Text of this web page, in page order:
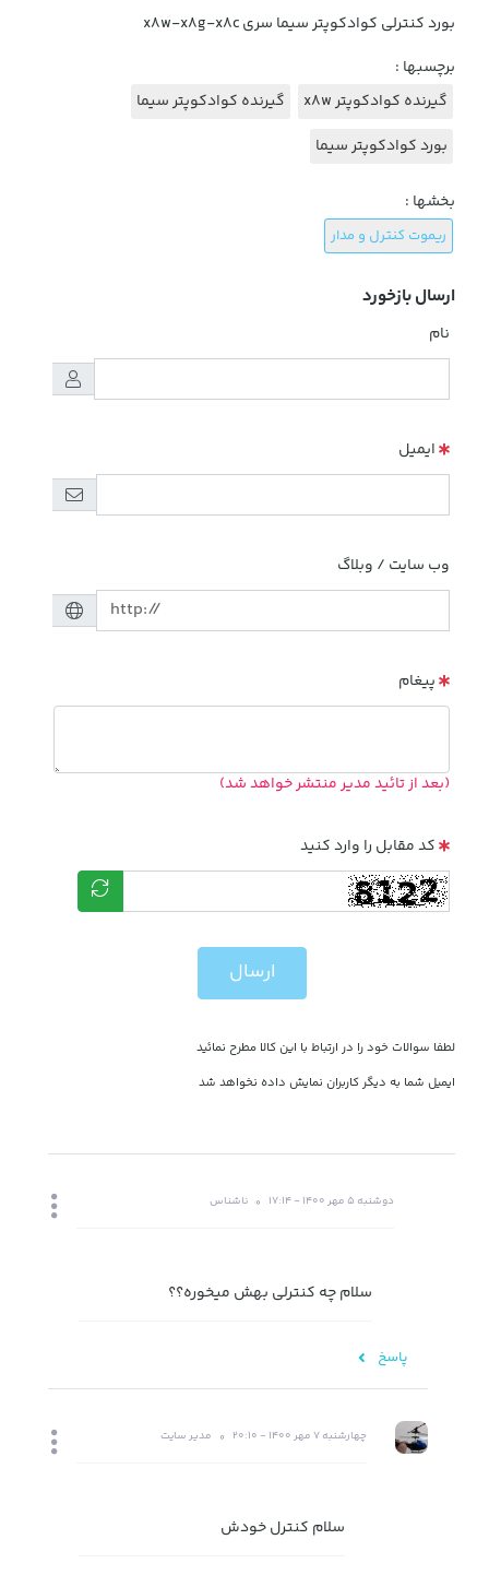
بورد کنترلی کوادکوپتر سیما سری x8w-x8g-x8c
برچسبها :
گیرنده کوادکوپتر x8w
گیرنده کوادکوپتر سیما
بورد کوادکوپتر سیما
بخشها :
ریموت کنترل و مدار
ارسال بازخورد
نام
ایمیل
وب سایت / وبلاگ
پیغام
(بعد از تائید مدیر منتشر خواهد شد)
کد مقابل را وارد کنید
ارسال
لطفا سوالات خود را در ارتباط با این کالا مطرح نمائید
ایمیل شما به دیگر کاربران نمایش داده نخواهد شد
دوشنبه 5 مهر 1400 - 17:14 ناشناس
سلام چه کنترلی بهش میخوره؟؟
پاسخ
چهارشنبه 7 مهر 1400 - 20:10 مدیر سایت
سلام کنترل خودش